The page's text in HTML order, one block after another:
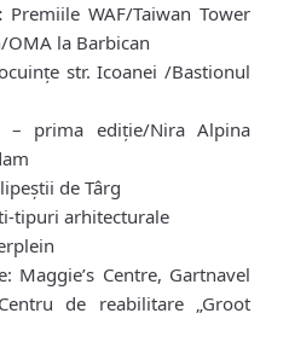
Premiile WAF/Taiwan Tower
la Barbican
str. Icoanei /Bastionul
– prima ediţie/Nira Alpina
de Târg
tipuri arhitecturale
Maggie’s Centre, Gartnavel
de reabilitare „Groot